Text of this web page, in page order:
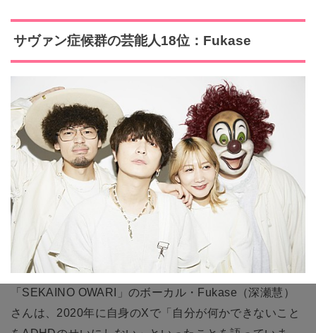
サヴァン症候群の芸能人18位：Fukase
「SEKAINO OWARI」のボーカル・Fukase（深瀬慧）
さんは、2020年に自身のXで「自分が何かできないこと